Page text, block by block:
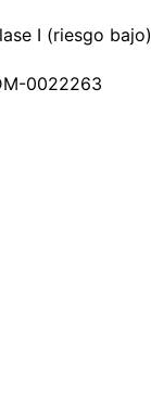
lase I (riesgo bajo)
0022263